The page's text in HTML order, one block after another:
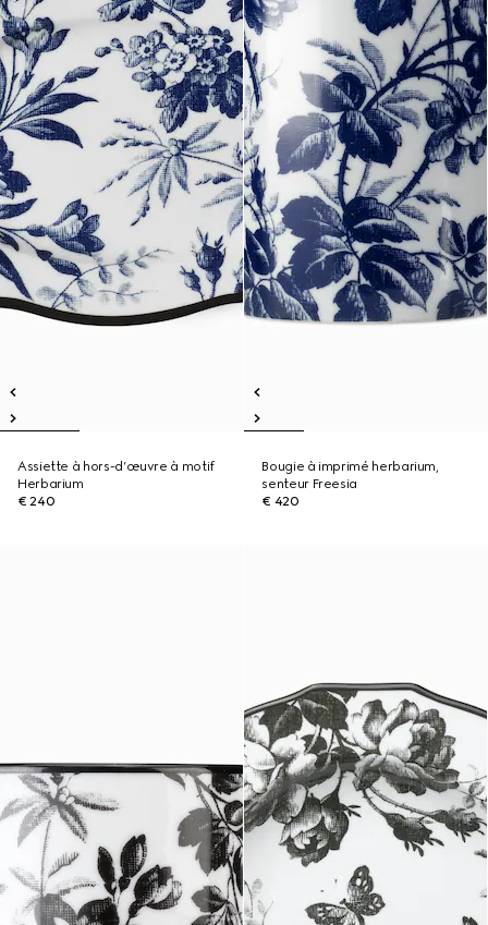
Assiette à hors-d’œuvre à motif
Herbarium
€ 240
Bougie à imprimé herbarium,
senteur Freesia
€ 420